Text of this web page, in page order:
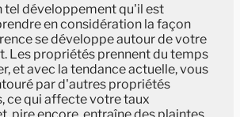
tel développement qu'il est
en considération la façon
se développe autour de votre
Les propriétés prennent du temps
et avec la tendance actuelle, vous
par d'autres propriétés
ce qui affecte votre taux